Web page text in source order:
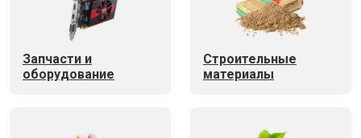
Запчасти и
оборудование
Строительные
материалы